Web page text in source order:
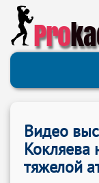
Pro
Видео
Кокляева
тяжелой